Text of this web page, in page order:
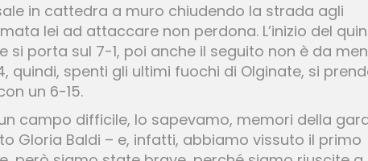
in cattedra a muro chiudendo la strada agli
lei ad attaccare non perdona. L’inizio del
porta sul 7-1, poi anche il seguito non è da
quindi, spenti gli ultimi fuochi di Olginate, si
un 6-15.
campo difficile, lo sapevamo, memori della
Gloria Baldi – e, infatti, abbiamo vissuto il primo